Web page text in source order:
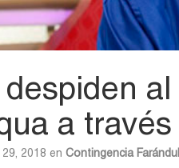
despiden
a
2018 en Contingencia